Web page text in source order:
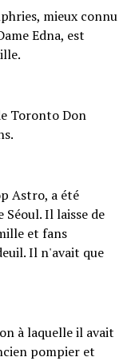
mieux connu
Edna, est
Toronto Don
Astro, a été
Il laisse de
et fans
Il n'avait que
à laquelle il avait
pompier et